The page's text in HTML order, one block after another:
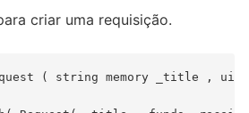
criar uma requisição.
( string memory _title ,